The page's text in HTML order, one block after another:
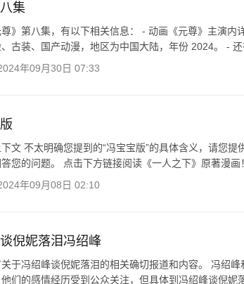
集
》第八集，有以下相关信息： - 动画《元尊》主演内
古装、国产动漫，地区为中国大陆，年份 2024。 -
年09月30日 07:33
文 不太明确您提到的“冯宝宝版”的具体含义，请您
您的问题。 点击下方链接阅读《一人之下》原著漫画！
年09月08日 02:10
倪妮落泪冯绍峰
关于冯绍峰谈倪妮落泪的相关确切报道和内容。 冯绍
们的感情经历受到公众关注，但具体到冯绍峰谈倪妮